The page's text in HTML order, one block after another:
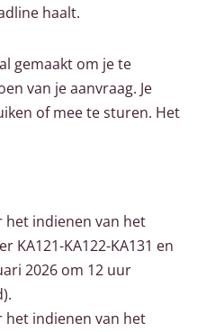
haalt.
gemaakt om je te
van je aanvraag. Je
of mee te sturen. Het
het indienen van het
KA121-KA122-KA131 en
2026 om 12 uur
het indienen van het